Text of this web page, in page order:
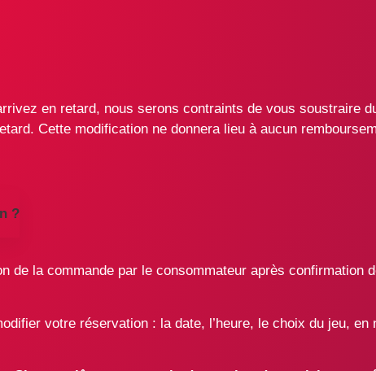
en retard, nous serons contraints de vous soustraire
Cette modification ne donnera lieu à aucun
?
de la commande par le consommateur après confirmation
votre réservation : la date, l’heure, le choix du jeu,